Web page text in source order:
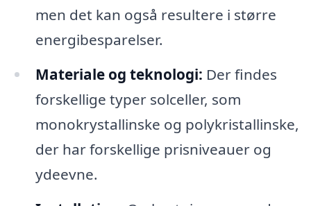
men det kan også resultere i større
energibesparelser.
Materiale og teknologi: Der findes
forskellige typer solceller, som
monokrystallinske og polykristallinske,
der har forskellige prisniveauer og
ydeevne.